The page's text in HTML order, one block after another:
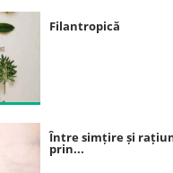
Filantropică
Între simțire și
prin...